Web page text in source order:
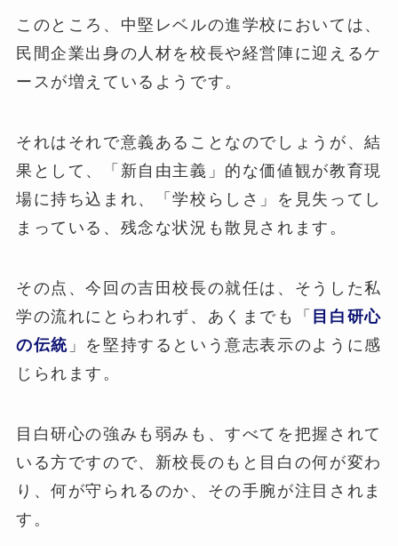
このところ、中堅レベルの進学校においては、
民間企業出身の人材を校長や経営陣に迎えるケ
ースが増えているようです。
それはそれで意義あることなのでしょうが、結
果として、「新自由主義」的な価値観が教育現
場に持ち込まれ、「学校らしさ」を見失ってし
まっている、残念な状況も散見されます。
その点、今回の吉田校長の就任は、そうした私
学の流れにとらわれず、あくまでも「目白研心
の伝統 」を堅持するという意志表示のように感
じられます。
目白研心の強みも弱みも、すべてを把握されて
いる方ですので、新校長のもと目白の何が変わ
り、何が守られるのか、その手腕が注目されま
す。